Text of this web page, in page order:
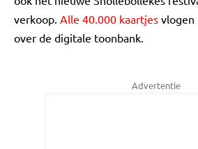
verkoop. Alle 40.000 kaartjes vlogen
over de digitale toonbank.
Advertentie